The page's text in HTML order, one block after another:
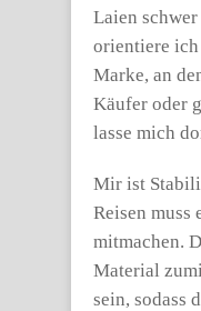
Laien
orientiere ich
Marke, an
Käufer oder
lasse mich
Mir ist
Reisen muss
mitmachen.
Material
sein, sodass